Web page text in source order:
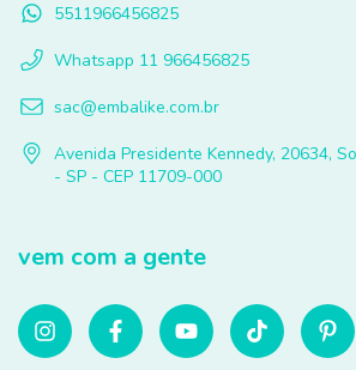
5511966456825
Whatsapp 11 966456825
sac@embalike.com.br
Avenida Presidente Kennedy, 20634,
- SP - CEP 11709-000
vem com a gente